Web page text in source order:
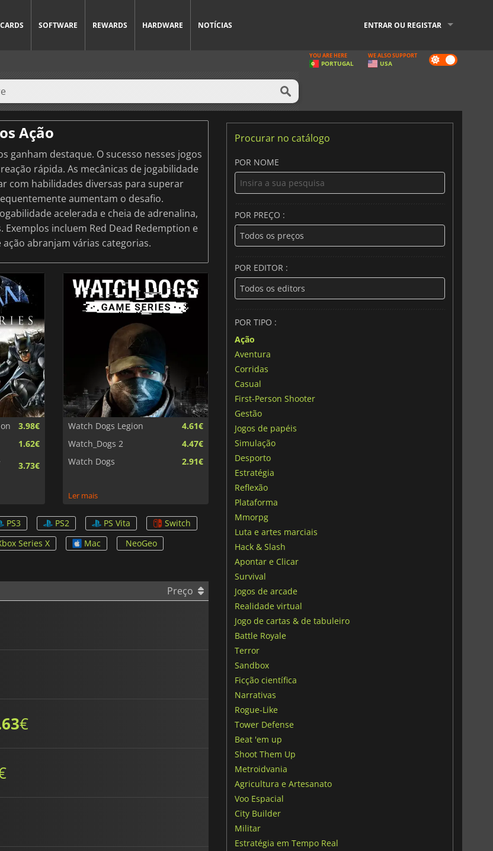
SOFTWARE REWARDS HARDWARE NOTÍCIAS ENTRAR OU REGISTAR
Dark
mode
YOU ARE HERE
PORTUGAL
WE ALSO SUPPORT
USA
Ação
ganham destaque. O sucesso nesses jogos
rápida. As mecânicas de jogabilidade
com habilidades diversas para superar
aumentam o desafio.
acelerada e cheia de adrenalina,
incluem Red Dead Redemption e
abranjam várias categorias.
3.98€
1.62€
3.73€
Watch Dogs Legion
4.61€
Watch_Dogs 2
4.47€
Watch Dogs
2.91€
Ler mais
PS3 PS2 PS Vita
Switch
Series X Mac
NeoGeo
Preço
€
Procurar no catálogo
POR NOME
POR PREÇO :
POR EDITOR :
POR TIPO :
Ação
Aventura
Corridas
Casual
First-Person Shooter
Gestão
Jogos de papéis
Simulação
Desporto
Estratégia
Reflexão
Plataforma
Mmorpg
Luta e artes marciais
Hack & Slash
Apontar e Clicar
Survival
Jogos de arcade
Realidade virtual
Jogo de cartas & de tabuleiro
Battle Royale
Terror
Sandbox
Ficção científica
Narrativas
Rogue-Like
Tower Defense
Beat 'em up
Shoot Them Up
Metroidvania
Agricultura e Artesanato
Voo Espacial
City Builder
Militar
Estratégia em Tempo Real